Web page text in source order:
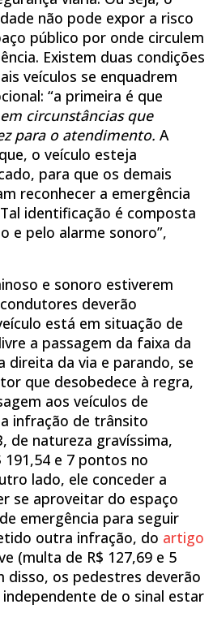
não pode expor a risco
público por onde circulem
Existem duas condições
veículos se enquadrem
“a primeira é que
em circunstâncias que
para o atendimento. A
o veículo esteja
para que os demais
reconhecer a emergência
identificação é composta
e pelo alarme sonoro”,
e sonoro estiverem
deverão
está em situação de
a passagem da faixa da
direita da via e parando, se
que desobedece à regra,
aos veículos de
infração de trânsito
de natureza gravíssima,
e 7 pontos no
lado, ele conceder a
se aproveitar do espaço
emergência para seguir
outra infração, do artigo
(multa de R$ 127,69 e 5
disso, os pedestres deverão
de o sinal estar